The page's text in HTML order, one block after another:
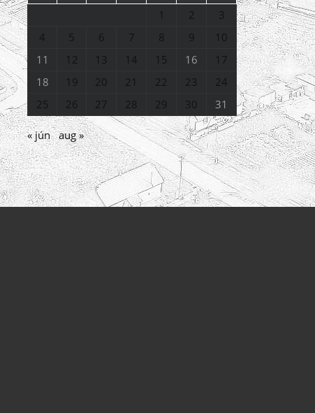
1
2
3
4
5 6 7 8 9
10
11
12 13 14 15 16
17
18
19 20 21 22 23
24
25
26 27 28 29 30 31
« jún aug »